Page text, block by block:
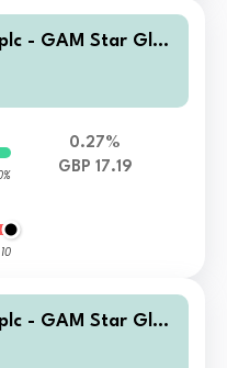
- GAM Star Glob
GBP Acc
10
0.27%
GBP 17.19
- GAM Star Glob
Hedged EU